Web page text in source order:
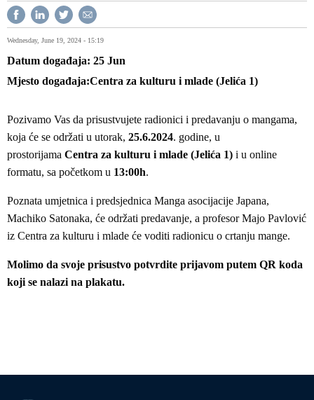
Wednesday, June 19, 2024 - 15:19
Datum događaja 25 Jun
Mjesto događaja Centra za kulturu i mlade (Jelića 1)
Pozivamo Vas da prisustvujete radionici i predavanju o mangama,
koja će se održati u utorak, 25.6.2024. godine, u
prostorijama Centra za kulturu i mlade (Jelića 1) i u online
formatu, sa početkom u 13:00h.
Poznata umjetnica i predsjednica Manga asocijacije Japana,
Machiko Satonaka, će održati predavanje, a profesor Majo Pavlović
iz Centra za kulturu i mlade će voditi radionicu o crtanju mange.
Molimo da svoje prisustvo potvrdite prijavom putem QR koda
koji se nalazi na plakatu.